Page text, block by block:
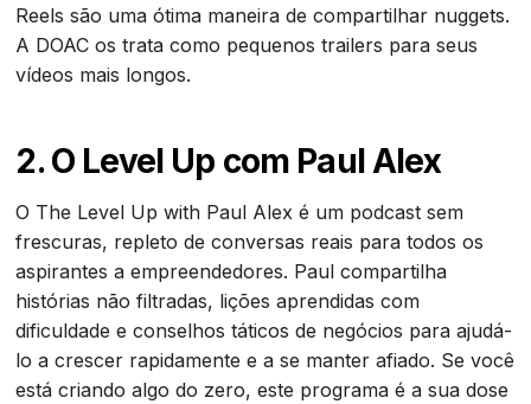
Reels são uma ótima maneira de compartilhar nuggets.
A DOAC os trata como pequenos trailers para seus
vídeos mais longos.
2. O Level Up com Paul Alex
O The Level Up with Paul Alex é um podcast sem
frescuras, repleto de conversas reais para todos os
aspirantes a empreendedores. Paul compartilha
histórias não filtradas, lições aprendidas com
dificuldade e conselhos táticos de negócios para ajudá-
lo a crescer rapidamente e a se manter afiado. Se você
está criando algo do zero, este programa é a sua dose